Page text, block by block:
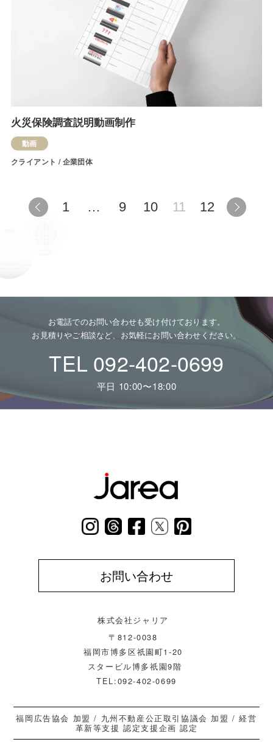
火災保険調査説明動画制作
動画
クライアント / 企業団体
1 … 9 10 11 12
お電話でのお問い合わせも受け付けております。
お見積りやご相談など、お気軽にお問い合わせください。
TEL 092-402-0699
平日 10:00〜18:00
お問い合わせ
株式会社ジャリア
〒812-0038
福岡市博多区祇園町1-20
スタービル博多祇園9階
TEL:092-402-0699
福岡広告協会 加盟 / 九州不動産公正取引協議会 加盟 / 経営
革新等支援 認定支援企画 認定